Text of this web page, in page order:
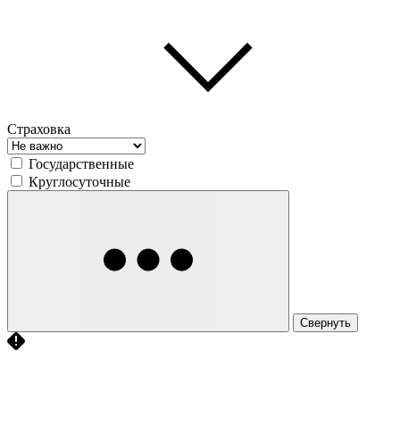
Страховка
Государственные
Круглосуточные
Свернуть